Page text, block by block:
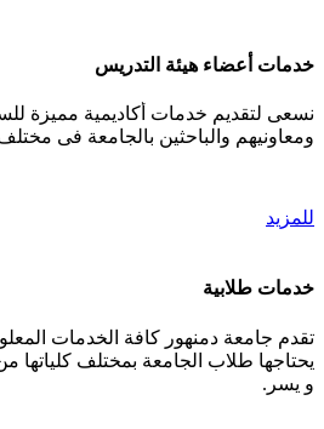
خدمات أعضاء هيئة التدريس
نسعى لتقديم خدمات أكاديمية مميزة
ومعاونيهم والباحثين بالجامعة فى
للمزيد
خدمات طلابية
تقدم جامعة دمنهور كافة الخدمات
يحتاجها طلاب الجامعة بمختلف كلياتها
و يسر.